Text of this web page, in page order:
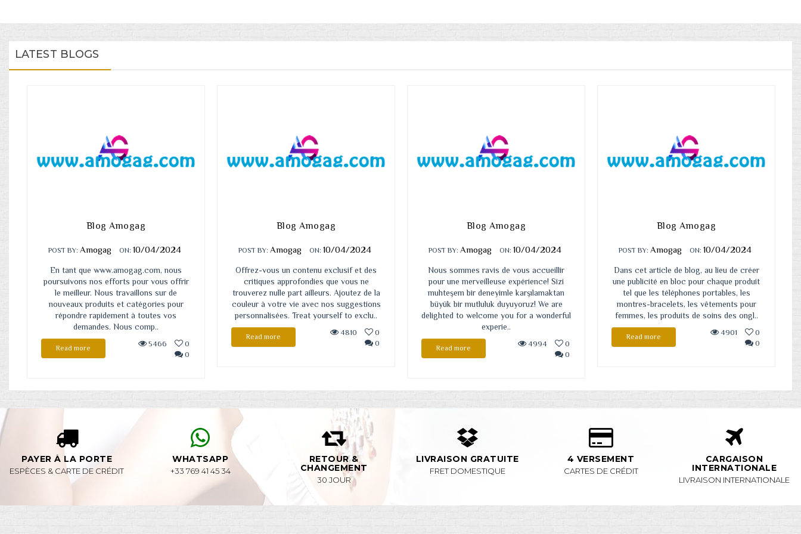
LATEST BLOGS
Blog Amogag
POST BY: Amogag ON: 10/04/2024
En tant que www.amogag.com, nous
poursuivons nos efforts pour vous offrir
le meilleur. Nous travaillons sur de
nouveaux produits et catégories pour
répondre rapidement à toutes vos
demandes. Nous comp..
Read more 5466
0
0
Blog Amogag
POST BY: Amogag ON: 10/04/2024
Offrez-vous un contenu exclusif et des
critiques approfondies que vous ne
trouverez nulle part ailleurs. Ajoutez de la
couleur à votre vie avec nos suggestions
personnalisées. Treat yourself to exclu..
Read more 4810
0
0
Blog Amogag
POST BY: Amogag ON: 10/04/2024
Nous sommes ravis de vous accueillir
pour une merveilleuse expérience! Sizi
muhteşem bir deneyimle karşılamaktan
büyük bir mutluluk duyuyoruz! We are
delighted to welcome you for a wonderful
experie..
Read more 4994
0
0
Blog Amogag
POST BY: Amogag ON: 10/04/2024
Dans cet article de blog, au lieu de créer
une publicité en bloc pour chaque produit
tel que les téléphones portables, les
montres-bracelets, les vêtements pour
femmes, les produits de soins des ongl..
Read more 4901
0
0
PAYER À LA PORTE
ESPÈCES & CARTE DE CRÉDIT
WHATSAPP
+33 769 41 45 34
RETOUR &
CHANGEMENT
30 JOUR
LIVRAISON GRATUITE
FRET DOMESTIQUE
4 VERSEMENT
CARTES DE CRÉDIT
CARGAISON
INTERNATIONALE
LIVRAISON INTERNATIONALE